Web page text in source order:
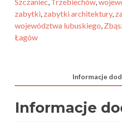
zabytki, zabytki architektury,
województwa lubuskiego,
Łagów
Informacje
Informacje